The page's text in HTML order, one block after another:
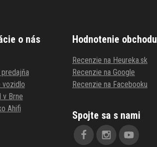
o nás
predajňa
vozidlo
v Brne
Ahifi
Hodnotenie obchodu
Recenzie na Heureka.sk
Recenzie na Google
Recenzie na Facebooku
Spojte sa s nami